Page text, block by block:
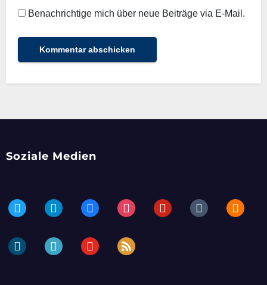
Benachrichtige mich über neue Beiträge via E-Mail.
Soziale Medien
twitter telegramfacebookinstagrampinteresttumblr blogger
dailymotionperiscopeyoutube rss